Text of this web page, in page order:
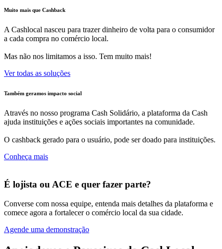
Muito mais que Cashback
A Cashlocal nasceu para trazer dinheiro de volta para o consumidor
a cada compra no comércio local.
Mas não nos limitamos a isso. Tem muito mais!
Ver todas as soluções
Também geramos impacto social
Através no nosso programa Cash Solidário, a plataforma da Cash
ajuda instituições e ações sociais importantes na comunidade.
O cashback gerado para o usuário, pode ser doado para instituições.
Conheça mais
É lojista ou ACE e quer fazer parte?
Converse com nossa equipe, entenda mais detalhes da plataforma e
comece agora a fortalecer o comércio local da sua cidade.
Agende uma demonstração